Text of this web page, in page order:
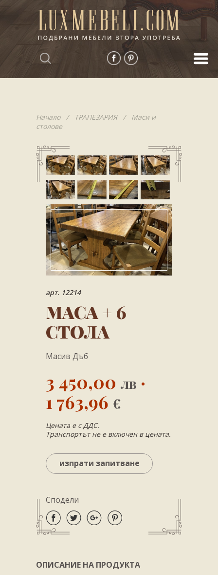
Начало/ ТРАПЕЗАРИЯ/ Маси и
столове
арт. 12214
МАСА + 6
СТОЛА
Масив Дъб
3 450,00 лв ·
1 763,96 €
Цената е с ДДС.
Транспортът не е включен в цената.
изпрати запитване
Сподели
ОПИСАНИЕ НА ПРОДУКТА